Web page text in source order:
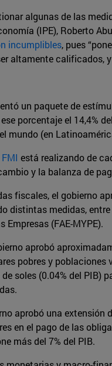
algunas de las
(IPE), Roberto
incumplibles, pues
altamente calificados,
un paquete de
porcentaje el 14,4%
mundo (en
está realizando de
y la balanza de
fiscales, el gobierno
distintas medidas,
Empresas (FAE-MYPE).
aprobó
pobres y
soles (0.04% del PIB)
aprobó una
en el pago de las
más del 7% del PIB.